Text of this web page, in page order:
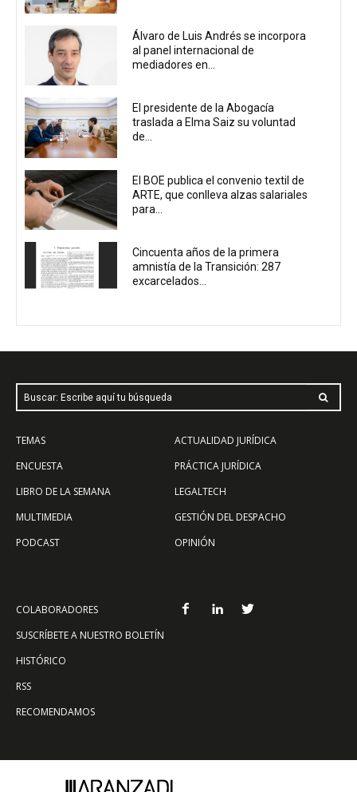
Álvaro de Luis Andrés se incorpora
al panel internacional de
mediadores en...
El presidente de la Abogacía
traslada a Elma Saiz su voluntad
de...
El BOE publica el convenio textil de
ARTE, que conlleva alzas salariales
para...
Cincuenta años de la primera
amnistía de la Transición: 287
excarcelados...
Buscar: Escribe aquí tu búsqueda
TEMAS
ENCUESTA
LIBRO DE LA SEMANA
MULTIMEDIA
PODCAST
ACTUALIDAD JURÍDICA
PRÁCTICA JURÍDICA
LEGALTECH
GESTIÓN DEL DESPACHO
OPINIÓN
COLABORADORES
SUSCRÍBETE A NUESTRO BOLETÍN
HISTÓRICO
RSS
RECOMENDAMOS